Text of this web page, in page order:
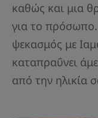
καθώς και μια
για το πρόσωπο.
ψεκασμός με
καταπραΰνει
από την ηλικία